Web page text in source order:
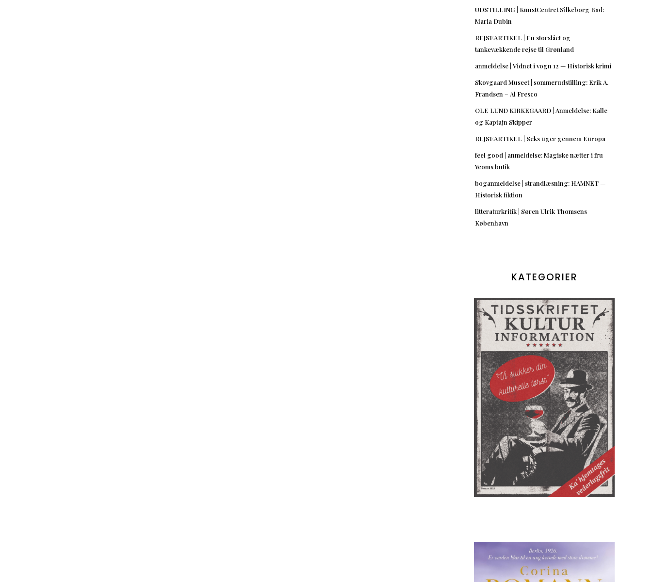
UDSTILLING | KunstCentret Silkeborg Bad:
Maria Dubin
REJSEARTIKEL | En storslået og
tankevækkende rejse til Grønland
anmeldelse | Vidnet i vogn 12 — Historisk krimi
Skovgaard Museet | sommerudstilling: Erik A.
Frandsen – Al Fresco
OLE LUND KIRKEGAARD | Anmeldelse: Kalle
og Kaptajn Skipper
REJSEARTIKEL | Seks uger gennem Europa
feel good | anmeldelse: Magiske nætter i fru
Yeoms butik
boganmeldelse | strandlæsning: HAMNET —
Historisk fiktion
litteraturkritik | Søren Ulrik Thomsens
København
KATEGORIER